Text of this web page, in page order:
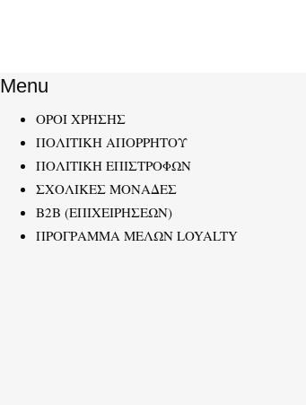
Menu
ΟΡΟΙ ΧΡΗΣΗΣ
ΠΟΛΙΤΙΚΗ ΑΠΟΡΡΗΤΟΥ
ΠΟΛΙΤΙΚΗ ΕΠΙΣΤΡΟΦΩΝ
ΣΧΟΛΙΚΕΣ ΜΟΝΑΔΕΣ
B2B (ΕΠΙΧΕΙΡΗΣΕΩΝ)
ΠΡΟΓΡΑΜΜΑ ΜΕΛΩΝ LOYALTY